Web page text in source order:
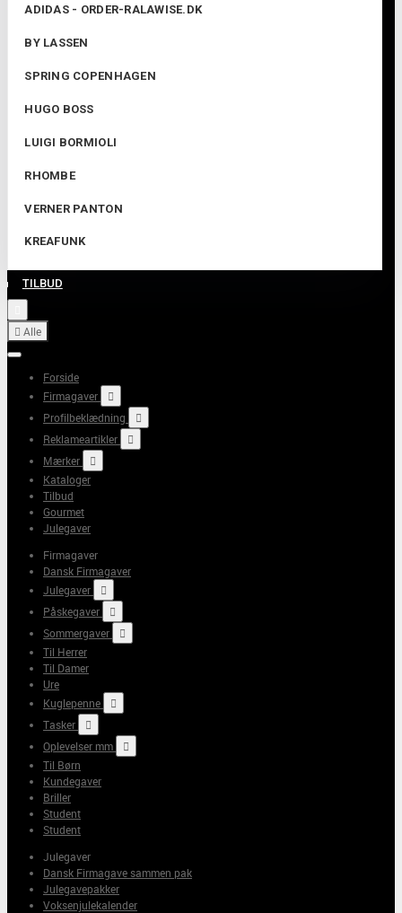
ADIDAS - ORDER-RALAWISE.DK
BY LASSEN
SPRING COPENHAGEN
HUGO BOSS
LUIGI BORMIOLI
RHOMBE
VERNER PANTON
KREAFUNK
TILBUD
 Alle
Forside
Firmagaver

Profilbeklædning

Reklameartikler

Mærker

Kataloger
Tilbud
Gourmet
Julegaver
Firmagaver
Dansk Firmagaver
Julegaver

Påskegaver

Sommergaver

Til Herrer
Til Damer
Ure
Kuglepenne

Tasker

Oplevelser mm

Til Børn
Kundegaver
Briller
Student
Student
Julegaver
Dansk Firmagave sammen pak
Julegavepakker
Voksenjulekalender